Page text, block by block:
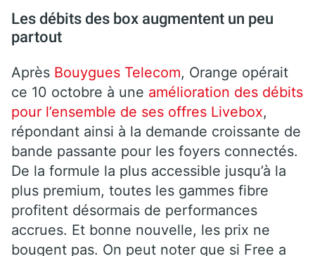
Les débits des box augmentent un peu
partout
Après Bouygues Telecom, Orange opérait
ce 10 octobre à une amélioration des débits
pour l’ensemble de ses offres Livebox,
répondant ainsi à la demande croissante de
bande passante pour les foyers connectés.
De la formule la plus accessible jusqu’à la
plus premium, toutes les gammes fibre
profitent désormais de performances
accrues. Et bonne nouvelle, les prix ne
bougent pas. On peut noter que si Free a